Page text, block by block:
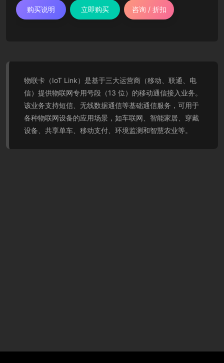
购买说明 立即购买 咨询 / 折扣
物联卡（IoT Link）是基于三大运营商（移动、联通、电
信）提供物联网专用号段（13 位）的移动通信接入业务。
该业务支持短信、无线数据通信等基础通信服务，可用于
各种物联网设备的应用场景，如车联网、智能家居、穿戴
设备、共享单车、移动支付、环境监测和智慧农业等。